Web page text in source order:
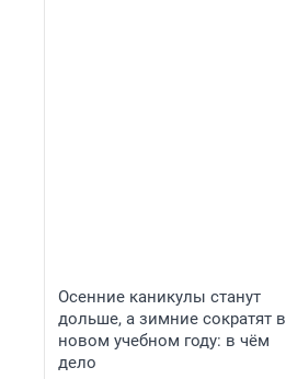
Осенние каникулы станут
дольше, а зимние сократят в
новом учебном году: в чём
дело